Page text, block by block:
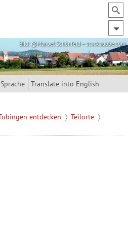
Bild: @Manuel Schönfeld – stock.adobe.com
Translate into English
entdecken
Teilorte